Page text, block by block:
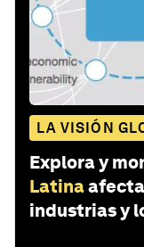
LA VISIÓN
Explora y
Latina
industrias y